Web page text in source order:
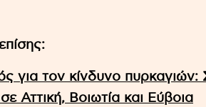
για τον κίνδυνο πυρκαγιών:
Αττική, Βοιωτία και Εύβοια